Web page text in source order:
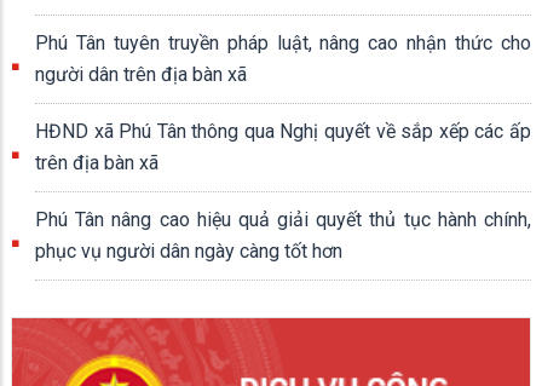
Phú Tân tuyên truyền pháp luật, nâng cao nhận thức cho
người dân trên địa bàn xã
HĐND xã Phú Tân thông qua Nghị quyết về sắp xếp các ấp
trên địa bàn xã
Phú Tân nâng cao hiệu quả giải quyết thủ tục hành chính,
phục vụ người dân ngày càng tốt hơn